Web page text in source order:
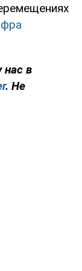
нас в
. Не